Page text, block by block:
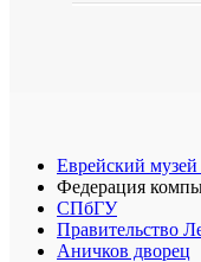
Еврейский музей
Федерация
СПбГУ
Правительство
Аничков дворец